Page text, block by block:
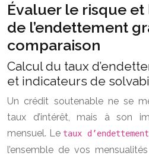
Évaluer le risque
de l’endettement
comparaison
Calcul du taux
et indicateurs de
Un crédit soutenable ne se
taux d’intérêt, mais à son
mensuel. Le taux d’endettement
l’ensemble de vos